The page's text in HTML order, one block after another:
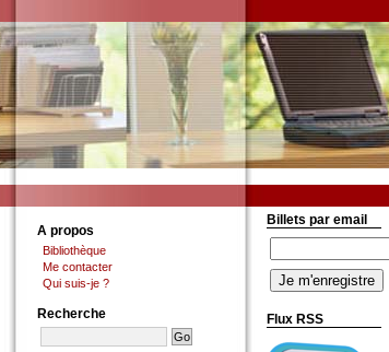
A propos
Bibliothèque
Me contacter
Qui suis-je ?
Recherche
Billets par email
Flux RSS